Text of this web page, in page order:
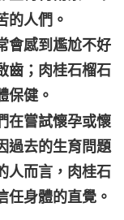
的人們。
會感到尷尬不好
齒；肉桂石榴石
保健。
在嘗試懷孕或懷
過去的生育問題
人而言，肉桂石
任身體的直覺。